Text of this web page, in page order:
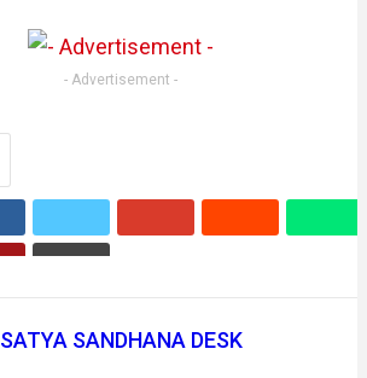
- Advertisement -
SATYA SANDHANA DESK